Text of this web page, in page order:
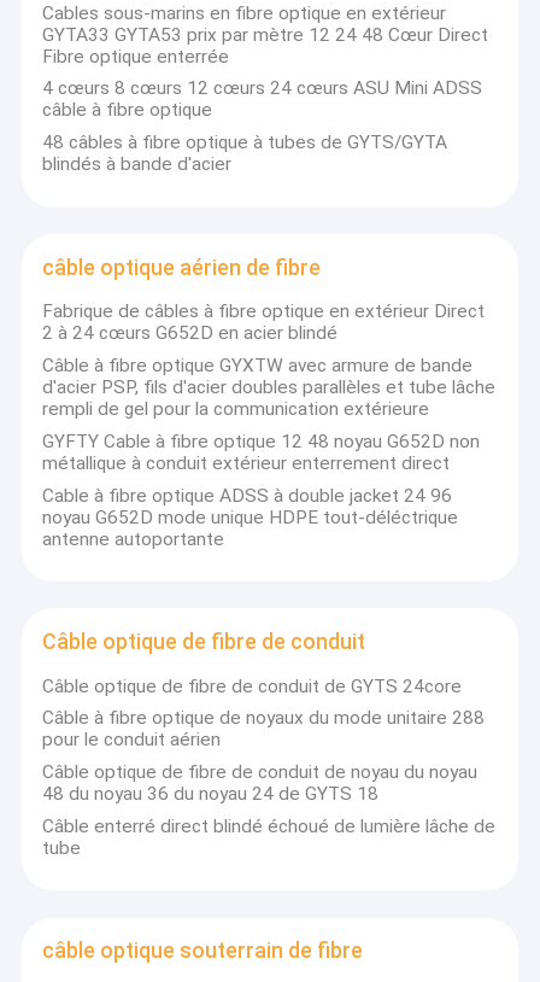
Cables sous-marins en fibre optique en extérieur
GYTA33 GYTA53 prix par mètre 12 24 48 Cœur Direct
Fibre optique enterrée
4 cœurs 8 cœurs 12 cœurs 24 cœurs ASU Mini ADSS
câble à fibre optique
48 câbles à fibre optique à tubes de GYTS/GYTA
blindés à bande d'acier
câble optique aérien de fibre
Fabrique de câbles à fibre optique en extérieur Direct
2 à 24 cœurs G652D en acier blindé
Câble à fibre optique GYXTW avec armure de bande
d'acier PSP, fils d'acier doubles parallèles et tube lâche
rempli de gel pour la communication extérieure
GYFTY Cable à fibre optique 12 48 noyau G652D non
métallique à conduit extérieur enterrement direct
Cable à fibre optique ADSS à double jacket 24 96
noyau G652D mode unique HDPE tout-déléctrique
antenne autoportante
Câble optique de fibre de conduit
Câble optique de fibre de conduit de GYTS 24core
Câble à fibre optique de noyaux du mode unitaire 288
pour le conduit aérien
Câble optique de fibre de conduit de noyau du noyau
48 du noyau 36 du noyau 24 de GYTS 18
Câble enterré direct blindé échoué de lumière lâche de
tube
câble optique souterrain de fibre